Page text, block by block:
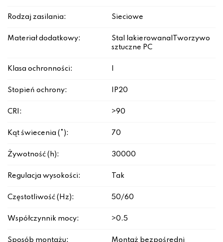
Rodzaj zasilania: Sieciowe
Materiał dodatkowy:
Stal lakierowana|Tworzywo
sztuczne PC
Klasa ochronności:
Stopień ochrony: IP20
CRI: >90
Kąt świecenia (°): 70
Żywotność (h): 30000
Regulacja wysokości: Tak
Częstotliwość (Hz): 50/60
Współczynnik mocy: >0.5
Sposób montażu: Montaż bezpośredni